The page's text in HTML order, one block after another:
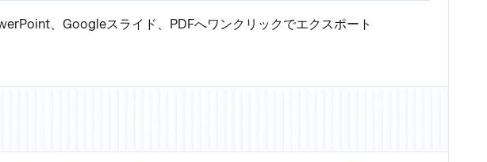
、Googleスライド、PDFへワンクリックでエクスポート